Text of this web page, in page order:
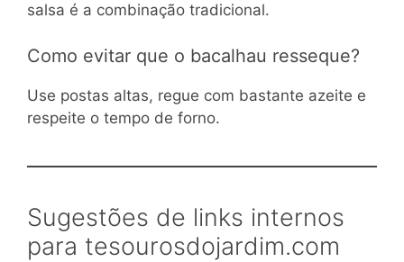
salsa é a combinação tradicional.
Como evitar que o bacalhau resseque?
Use postas altas, regue com bastante azeite e
respeite o tempo de forno.
Sugestões de links internos
para tesourosdojardim.com